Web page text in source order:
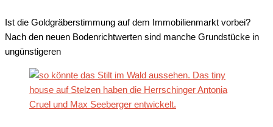
Ist die Goldgräberstimmung auf dem Immobilienmarkt vorbei?
Nach den neuen Bodenrichtwerten sind manche Grundstücke in
ungünstigeren